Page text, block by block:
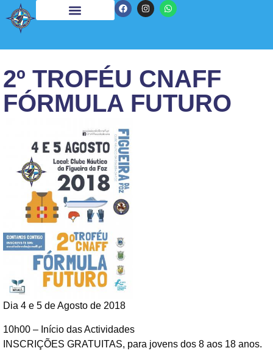
2º TROFÉU CNAFF
FÓRMULA FUTURO
Dia 4 e 5 de Agosto de 2018
10h00 – Início das Actividades
INSCRIÇÕES GRATUITAS, para jovens dos 8 aos 18 anos.